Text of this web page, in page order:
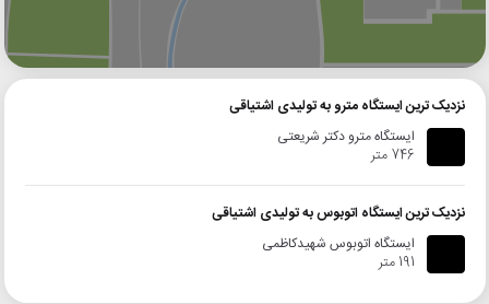
گوگل
نزدیک ترین ایستگاه مترو به تولیدی اشتیاقی
ایستگاه مترو دکتر شریعتی
746 متر
نزدیک ترین ایستگاه اتوبوس به تولیدی اشتیاقی
ایستگاه اتوبوس شهیدکاظمی
191 متر